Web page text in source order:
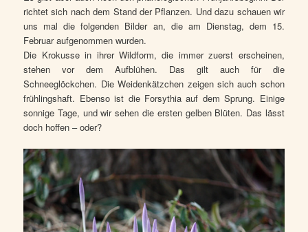
richtet sich nach dem Stand der Pflanzen. Und dazu schauen wir
uns mal die folgenden Bilder an, die am Dienstag, dem 15.
Februar aufgenommen wurden.
Die Krokusse in ihrer Wildform, die immer zuerst erscheinen,
stehen vor dem Aufblühen. Das gilt auch für die
Schneeglöckchen. Die Weidenkätzchen zeigen sich auch schon
frühlingshaft. Ebenso ist die Forsythia auf dem Sprung. Einige
sonnige Tage, und wir sehen die ersten gelben Blüten. Das lässt
doch hoffen – oder?